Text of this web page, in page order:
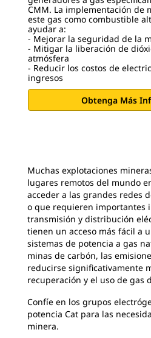
CMM. La implementación de
este gas como combustible
ayudar a:
- Mejorar la seguridad de la
- Mitigar la liberación de
atmósfera
- Reducir los costos de
ingresos
Obtenga Más
Muchas explotaciones
lugares remotos del mundo
acceder a las grandes redes
o que requieren importantes
transmisión y distribución
tienen un acceso más fácil a
sistemas de potencia a gas
minas de carbón, las
reducirse significativamente
recuperación y el uso de gas
Confíe en los grupos
potencia Cat para las
minera.